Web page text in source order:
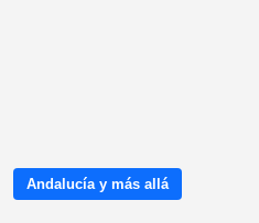
Andalucía y más allá